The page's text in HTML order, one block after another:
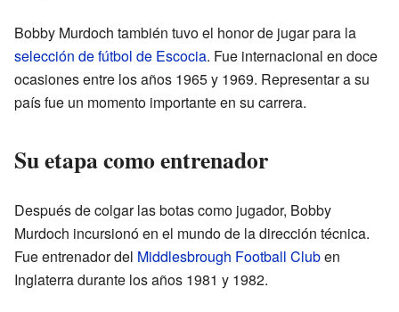
Bobby Murdoch también tuvo el honor de jugar para la
selección de fútbol de Escocia. Fue internacional en doce
ocasiones entre los años 1965 y 1969. Representar a su
país fue un momento importante en su carrera.
Su etapa como entrenador
Después de colgar las botas como jugador, Bobby
Murdoch incursionó en el mundo de la dirección técnica.
Fue entrenador del Middlesbrough Football Cluben
Inglaterra durante los años 1981 y 1982.